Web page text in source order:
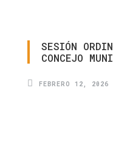
SESIÓN
CONCEJO
FEBRERO 12, 2026